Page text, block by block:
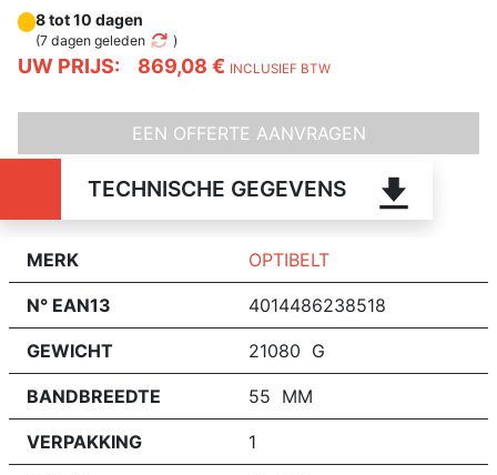
UW PRIJS: 869,08 € INCLUSIEF BTW
8 tot 10 dagen
(7 dagen geleden )
EEN OFFERTE AANVRAGEN
TECHNISCHE GEGEVENS
MERK OPTIBELT
N° EAN13 4014486238518
GEWICHT 21080 G
BANDBREEDTE 55 MM
VERPAKKING 1